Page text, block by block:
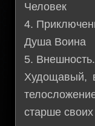
Человек
4.
Душа Воина
5. Внешность.
Худощавый,
старше